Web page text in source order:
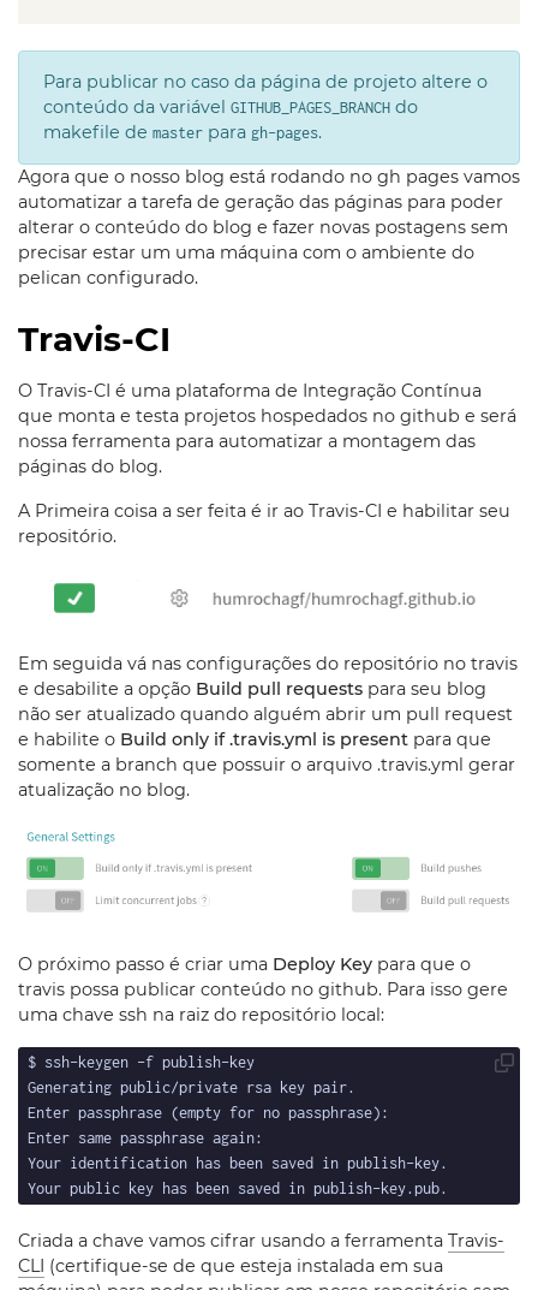
Para publicar no caso da página de projeto altere o
conteúdo da variável GITHUB_PAGES_BRANCH do
makefile de master para gh-pages.
Agora que o nosso blog está rodando no gh pages vamos
automatizar a tarefa de geração das páginas para poder
alterar o conteúdo do blog e fazer novas postagens sem
precisar estar um uma máquina com o ambiente do
pelican configurado.
Travis-CI
O Travis-CI é uma plataforma de Integração Contínua
que monta e testa projetos hospedados no github e será
nossa ferramenta para automatizar a montagem das
páginas do blog.
A Primeira coisa a ser feita é ir ao Travis-CI e habilitar seu
repositório.
Em seguida vá nas configurações do repositório no travis
e desabilite a opção Build pull requests para seu blog
não ser atualizado quando alguém abrir um pull request
e habilite o Build only if .travis.yml is present para que
somente a branch que possuir o arquivo .travis.yml gerar
atualização no blog.
O próximo passo é criar uma Deploy Key para que o
travis possa publicar conteúdo no github. Para isso gere
uma chave ssh na raiz do repositório local:
Criada a chave vamos cifrar usando a ferramenta Travis-
CLI (certifique-se de que esteja instalada em sua